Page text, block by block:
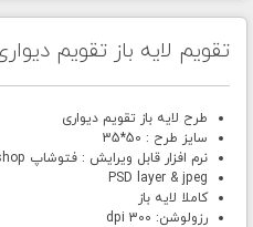
تقویم لایه باز تقویم
طرح لایه باز تقویم دیواری
سایز طرح : 50*35
نرم افزار قابل ویرایش : فتوشاپ Adobe photoshop
PSD layer & jpeg
کاملا لایه باز
رزولوشن: 300 dpi